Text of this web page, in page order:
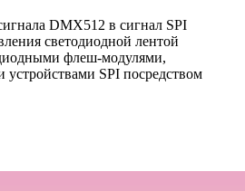
DMX512 в сигнал SPI
светодиодной лентой
флеш-модулями,
SPI посредством